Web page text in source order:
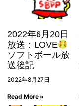
2022年6月20日
放送：LOVE
ソフトボール放
送後記
2022年8月27日
Read More »